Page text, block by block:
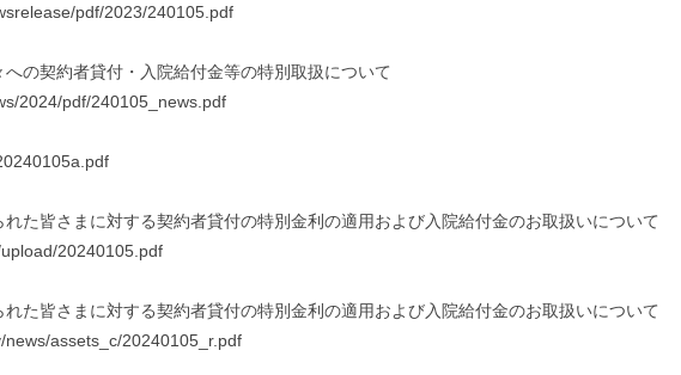
pdf/2023/240105.pdf
の契約者貸付・入院給付金等の特別取扱について
2024/pdf/240105_news.pdf
た皆さまに対する契約者貸付の特別金利の適用および入院給付金のお取扱いについて
20240105.pdf
た皆さまに対する契約者貸付の特別金利の適用および入院給付金のお取扱いについて
assets_c/20240105_r.pdf